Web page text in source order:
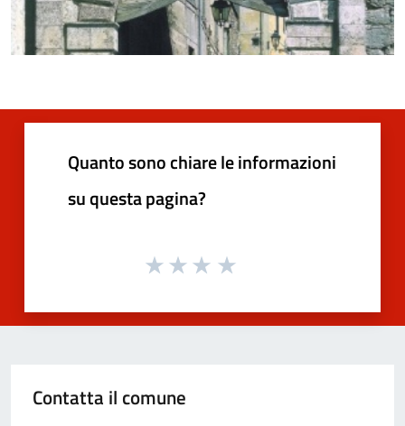
Quanto sono chiare le informazioni
su questa pagina?
Contatta il comune